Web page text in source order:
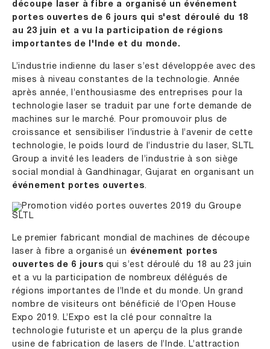
découpe laser à fibre a organisé un événement
portes ouvertes de 6 jours qui s'est déroulé du 18
au 23 juin et a vu la participation de régions
importantes de l'Inde et du monde.
L’industrie indienne du laser s’est développée avec des
mises à niveau constantes de la technologie. Année
après année, l’enthousiasme des entreprises pour la
technologie laser se traduit par une forte demande de
machines sur le marché. Pour promouvoir plus de
croissance et sensibiliser l’industrie à l’avenir de cette
technologie, le poids lourd de l’industrie du laser, SLTL
Group a invité les leaders de l’industrie à son siège
social mondial à Gandhinagar, Gujarat en organisant un
événement portes ouvertes.
Le premier fabricant mondial de machines de découpe
laser à fibre a organisé un
événement portes
ouvertes de 6 jours qui s’est déroulé du 18 au 23 juin
et a vu la participation de nombreux délégués de
régions importantes de l’Inde et du monde. Un grand
nombre de visiteurs ont bénéficié de l’Open House
Expo 2019. L’Expo est la clé pour connaître la
technologie futuriste et un aperçu de la plus grande
usine de fabrication de lasers de l’Inde. L’attraction